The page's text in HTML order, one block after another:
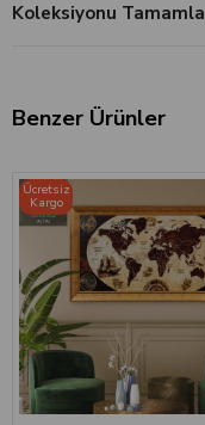
Koleksiyonu Tamamla
Benzer Ürünler
Ücretsiz
Kargo